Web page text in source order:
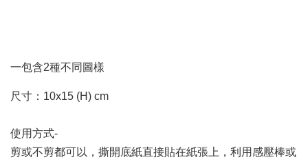
一包含2種不同圖樣
尺寸：10x15 (H) cm
使用方式-
剪或不剪都可以，撕開底紙直接貼在紙張上，利用感壓棒或